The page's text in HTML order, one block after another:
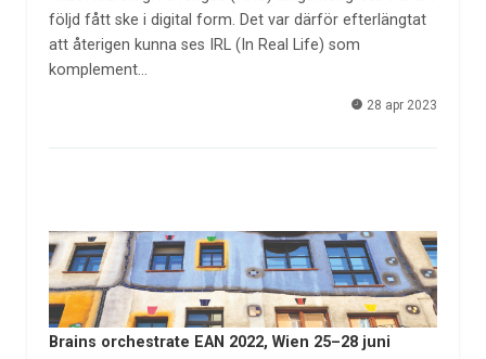
följd fått ske i digital form. Det var därför efterlängtat
att återigen kunna ses IRL (In Real Life) som
komplement…
28 apr 2023
Brains orchestrate EAN 2022, Wien 25–28 juni